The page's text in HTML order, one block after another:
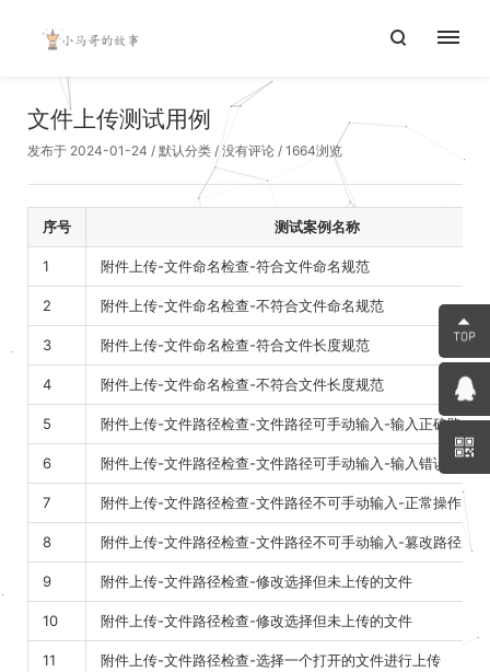
文件上传测试用例
发布于 2024-01-24 / 默认分类 / 没有评论 / 1664浏览
序号 测试案例名称
1 附件上传-文件命名检查-符合文件命名规范
2 附件上传-文件命名检查-不符合文件命名规范
3 附件上传-文件命名检查-符合文件长度规范
4 附件上传-文件命名检查-不符合文件长度规范
5 附件上传-文件路径检查-文件路径可手动输入-输入正确路径
6 附件上传-文件路径检查-文件路径可手动输入-输入错误路径
7 附件上传-文件路径检查-文件路径不可手动输入-正常操作
8 附件上传-文件路径检查-文件路径不可手动输入-篡改路径为
9 附件上传-文件路径检查-修改选择但未上传的文件
10 附件上传-文件路径检查-修改选择但未上传的文件
11 附件上传-文件路径检查-选择一个打开的文件进行上传